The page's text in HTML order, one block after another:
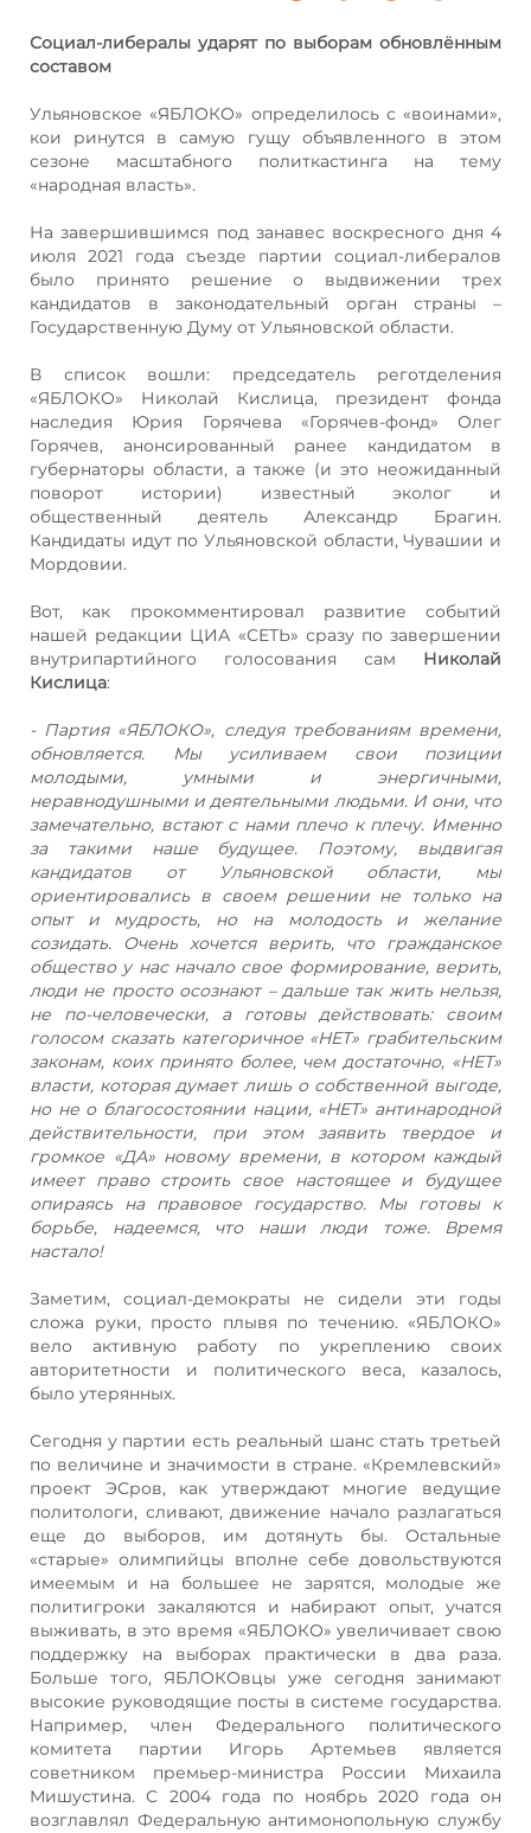
Социал-либералы ударят по выборам обновлённым
составом
Ульяновское «ЯБЛОКО» определилось с «воинами»,
кои ринутся в самую гущу объявленного в этом
сезоне масштабного политкастинга на тему
«народная власть».
На завершившимся под занавес воскресного дня 4
июля 2021 года съезде партии социал-либералов
было принято решение о выдвижении трех
кандидатов в законодательный орган страны –
Государственную Думу от Ульяновской области.
В список вошли: председатель реготделения
«ЯБЛОКО» Николай Кислица, президент фонда
наследия Юрия Горячева «Горячев-фонд» Олег
Горячев, анонсированный ранее кандидатом в
губернаторы области, а также (и это неожиданный
поворот истории) известный эколог и
общественный деятель Александр Брагин.
Кандидаты идут по Ульяновской области, Чувашии и
Мордовии.
Вот, как прокомментировал развитие событий
нашей редакции ЦИА «СЕТЬ» сразу по завершении
внутрипартийного голосования сам Николай
Кислица:
- Партия «ЯБЛОКО», следуя требованиям времени,
обновляется. Мы усиливаем свои позиции
молодыми, умными и энергичными,
неравнодушными и деятельными людьми. И они, что
замечательно, встают с нами плечо к плечу. Именно
за такими наше будущее. Поэтому, выдвигая
кандидатов от Ульяновской области, мы
ориентировались в своем решении не только на
опыт и мудрость, но на молодость и желание
созидать. Очень хочется верить, что гражданское
общество у нас начало свое формирование, верить,
люди не просто осознают – дальше так жить нельзя,
не по-человечески, а готовы действовать: своим
голосом сказать категоричное «НЕТ» грабительским
законам, коих принято более, чем достаточно, «НЕТ»
власти, которая думает лишь о собственной выгоде,
но не о благосостоянии нации, «НЕТ» антинародной
действительности, при этом заявить твердое и
громкое «ДА» новому времени, в котором каждый
имеет право строить свое настоящее и будущее
опираясь на правовое государство. Мы готовы к
борьбе, надеемся, что наши люди тоже. Время
настало!
Заметим, социал-демократы не сидели эти годы
сложа руки, просто плывя по течению. «ЯБЛОКО»
вело активную работу по укреплению своих
авторитетности и политического веса, казалось,
было утерянных.
Сегодня у партии есть реальный шанс стать третьей
по величине и значимости в стране. «Кремлевский»
проект ЭСров, как утверждают многие ведущие
политологи, сливают, движение начало разлагаться
еще до выборов, им дотянуть бы. Остальные
«старые» олимпийцы вполне себе довольствуются
имеемым и на большее не зарятся, молодые же
политигроки закаляются и набирают опыт, учатся
выживать, в это время «ЯБЛОКО» увеличивает свою
поддержку на выборах практически в два раза.
Больше того, ЯБЛОКОвцы уже сегодня занимают
высокие руководящие посты в системе государства.
Например, член Федерального политического
комитета партии Игорь Артемьев является
советником премьер-министра России Михаила
Мишустина. С 2004 года по ноябрь 2020 года он
возглавлял Федеральную антимонопольную службу